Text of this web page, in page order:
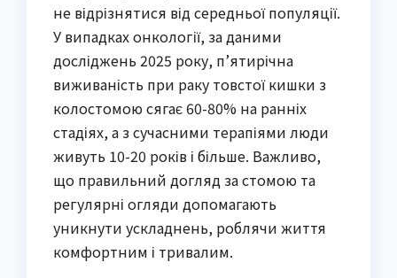
не відрізнятися від середньої популяції.
У випадках онкології, за даними
досліджень 2025 року, п’ятирічна
виживаність при раку товстої кишки з
колостомою сягає 60-80% на ранніх
стадіях, а з сучасними терапіями люди
живуть 10-20 років і більше. Важливо,
що правильний догляд за стомою та
регулярні огляди допомагають
уникнути ускладнень, роблячи життя
комфортним і тривалим.